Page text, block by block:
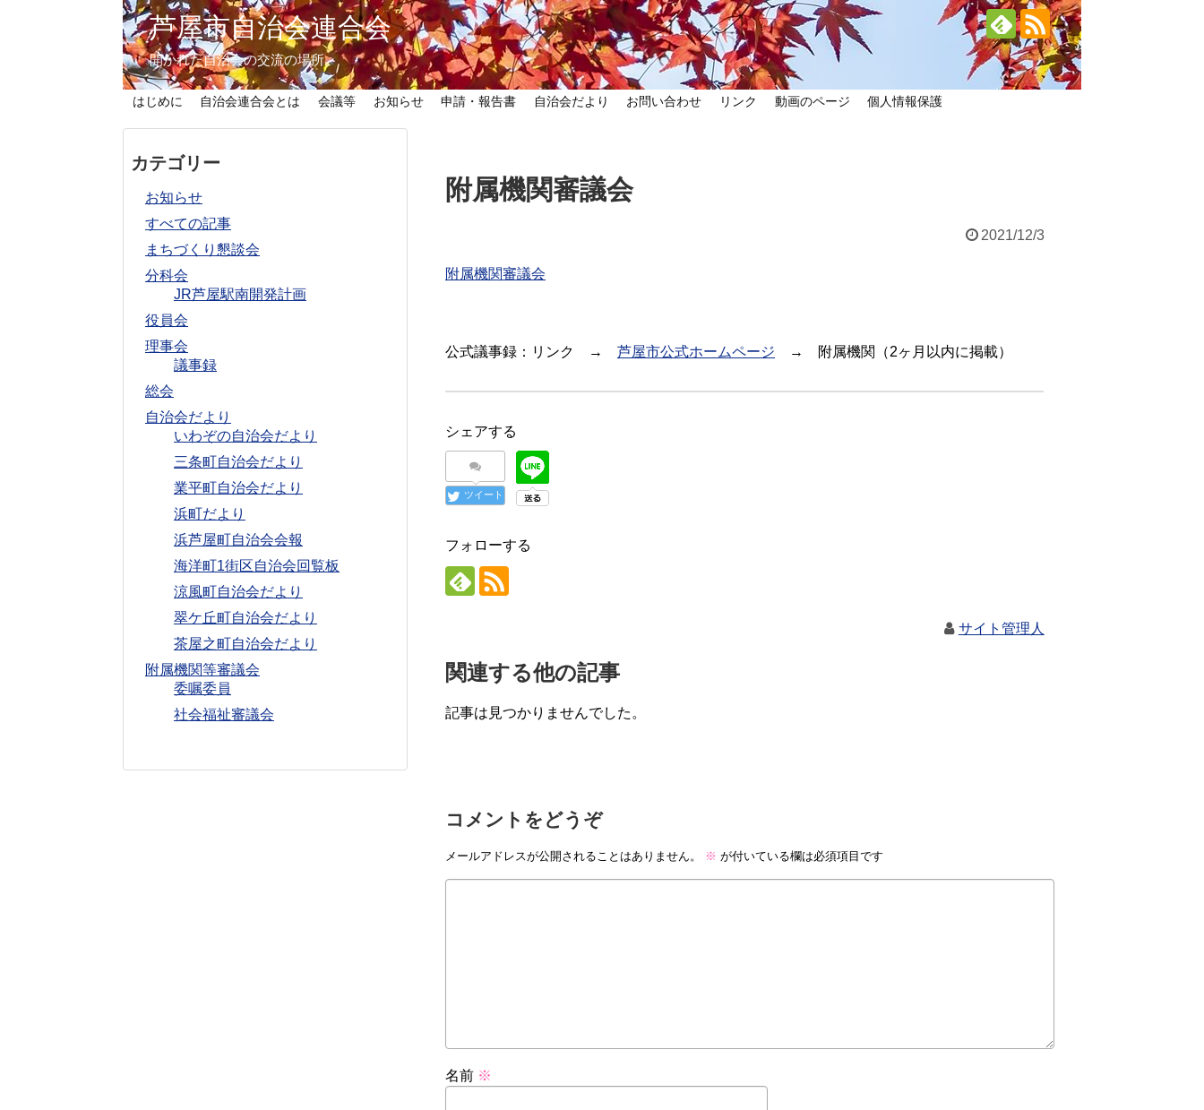
芦屋市自治会連合会
開かれた自治会の交流の場所。
はじめに 自治会連合会とは 会議等 お知らせ 申請・報告書 自治会だより お問い合わせ リンク 動画のページ 個人情報保護
附属機関審議会
2021/12/3
附属機関審議会
公式議事録：リンク → 芦屋市公式ホームページ → 附属機関（2ヶ月以内に掲載）
シェアする
ツイート
フォローする
サイト管理人
関連する他の記事
記事は見つかりませんでした。
コメントをどうぞ
メールアドレスが公開されることはありません。 ※ が付いている欄は必須項目です
名前 ※
カテゴリー
お知らせ
すべての記事
まちづくり懇談会
分科会
JR芦屋駅南開発計画
役員会
理事会
議事録
総会
自治会だより
いわぞの自治会だより
三条町自治会だより
業平町自治会だより
浜町だより
浜芦屋町自治会会報
海洋町1街区自治会回覧板
涼風町自治会だより
翠ケ丘町自治会だより
茶屋之町自治会だより
附属機関等審議会
委嘱委員
社会福祉審議会